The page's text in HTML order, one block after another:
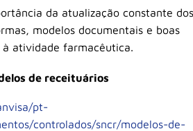
da atualização constante dos
modelos documentais e boas
à atividade farmacêutica.
de receituários
pt-
controlados/sncr/modelos-de-